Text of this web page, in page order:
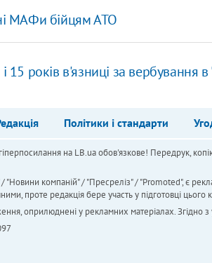
МАФи бійцям АТО
15 років в'язниці за вербування
Політики і стандарти
на LB.ua обов'язкове! Передрук,
"Новини компаній" / "Пресреліз" / "Promoted", є
проте редакція бере участь у підготовці цього
оприлюднені у рекламних матеріалах.